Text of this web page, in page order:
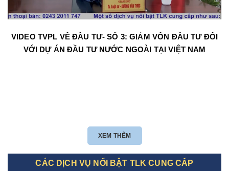
VIDEO TVPL VỀ ĐẦU TƯ- SỐ 3: GIẢM VỐN ĐẦU TƯ ĐỐI
VỚI DỰ ÁN ĐẦU TƯ NƯỚC NGOÀI TẠI VIỆT NAM
XEM THÊM
CÁC DỊCH VỤ NỔI BẬT TLK CUNG CẤP